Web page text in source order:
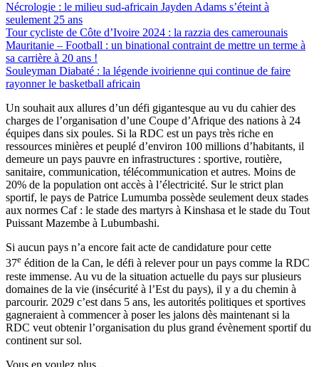
Nécrologie : le milieu sud-africain Jayden Adams s’éteint à
seulement 25 ans
Tour cycliste de Côte d’Ivoire 2024 : la razzia des camerounais
Mauritanie – Football : un binational contraint de mettre un terme à
sa carrière à 20 ans !
Souleyman Diabaté : la légende ivoirienne qui continue de faire
rayonner le basketball africain
Un souhait aux allures d’un défi gigantesque au vu du cahier des
charges de l’organisation d’une Coupe d’Afrique des nations à 24
équipes dans six poules. Si la RDC est un pays très riche en
ressources minières et peuplé d’environ 100 millions d’habitants, il
demeure un pays pauvre en infrastructures : sportive, routière,
sanitaire, communication, télécommunication et autres. Moins de
20% de la population ont accès à l’électricité. Sur le strict plan
sportif, le pays de Patrice Lumumba possède seulement deux stades
aux normes Caf : le stade des martyrs à Kinshasa et le stade du Tout
Puissant Mazembe à Lubumbashi.
Si aucun pays n’a encore fait acte de candidature pour cette
37e édition de la Can, le défi à relever pour un pays comme la RDC
reste immense. Au vu de la situation actuelle du pays sur plusieurs
domaines de la vie (insécurité à l’Est du pays), il y a du chemin à
parcourir. 2029 c’est dans 5 ans, les autorités politiques et sportives
gagneraient à commencer à poser les jalons dès maintenant si la
RDC veut obtenir l’organisation du plus grand évènement sportif du
continent sur sol.
Vous en voulez plus...